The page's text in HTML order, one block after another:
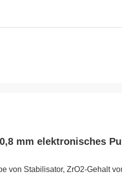
mm elektronisches
von Stabilisator, ZrO2-Gehalt